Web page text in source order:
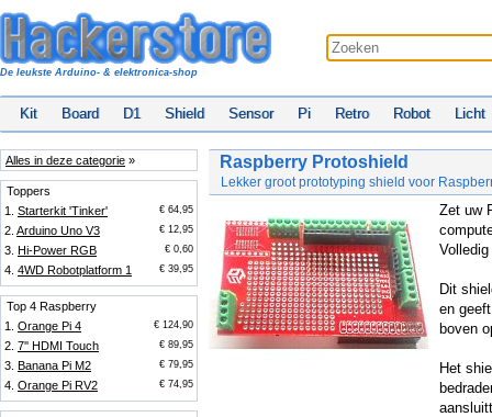
De leukste Arduino- & elektronica-shop
Kit Board D1 Shield Sensor Pi Retro Robot Licht
Alles in deze categorie »
Toppers
1. Starterkit 'Tinker' € 64,95
2. Arduino Uno V3 € 12,95
3. Hi-Power RGB € 0,60
4. 4WD Robotplatform 1 € 39,95
Top 4 Raspberry
1. Orange Pi 4 € 124,90
2. 7'' HDMI Touch € 89,95
3. Banana Pi M2 € 79,95
4. Orange Pi RV2 € 74,95
Raspberry Protoshield
Lekker groot prototyping shield voor
Zet uw
Dit
en
boven
Het